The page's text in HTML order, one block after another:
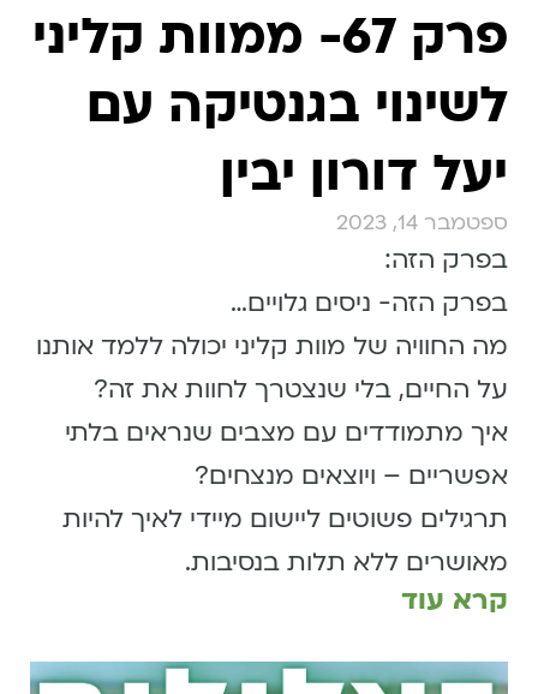
פרק 67- ממוות קליני
לשינוי בגנטיקה עם
יעל דורון יבין
ספטמבר 14, 2023
בפרק הזה:
בפרק הזה- ניסים גלויים…
מה החוויה של מוות קליני יכולה ללמד אותנו
על החיים, בלי שנצטרך לחוות את זה?
איך מתמודדים עם מצבים שנראים בלתי
אפשריים – ויוצאים מנצחים?
תרגילים פשוטים ליישום מיידי לאיך להיות
מאושרים ללא תלות בנסיבות.
קרא עוד